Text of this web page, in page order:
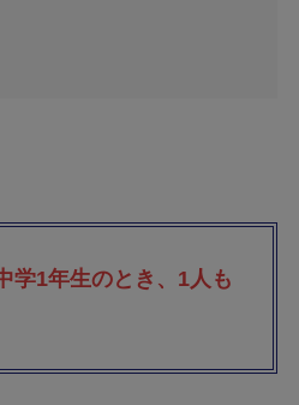
学1年生のとき、1人も